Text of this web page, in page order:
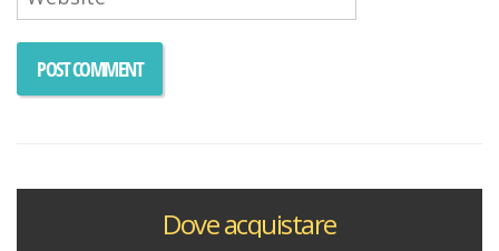
Dove acquistare